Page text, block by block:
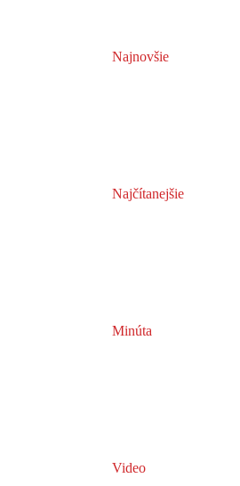
Najnovšie
Najčítanejšie
Minúta
Video